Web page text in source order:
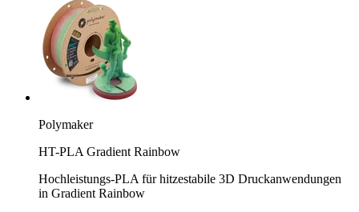
Polymaker
HT-PLA Gradient Rainbow
Hochleistungs-PLA für hitzestabile 3D Druckanwendungen
in Gradient Rainbow